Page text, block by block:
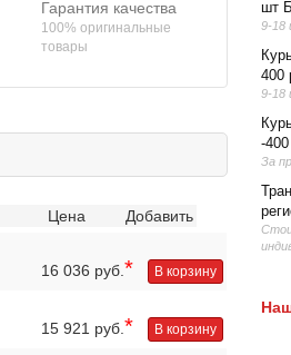
Гарантия качества
100% оригинальные
товары
Цена Добавить
16 036 руб. * В корзину
15 921 руб. * В корзину
шт
9-18
400
9-18
-
За